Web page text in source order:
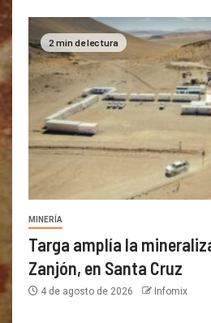
2 min de lectura
MINERÍA
Targa amplía la
Zanjón, en Santa Cruz
4 de agosto de 2026 Infomix